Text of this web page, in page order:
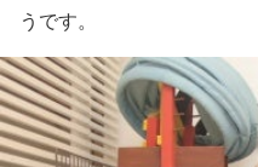
うです。